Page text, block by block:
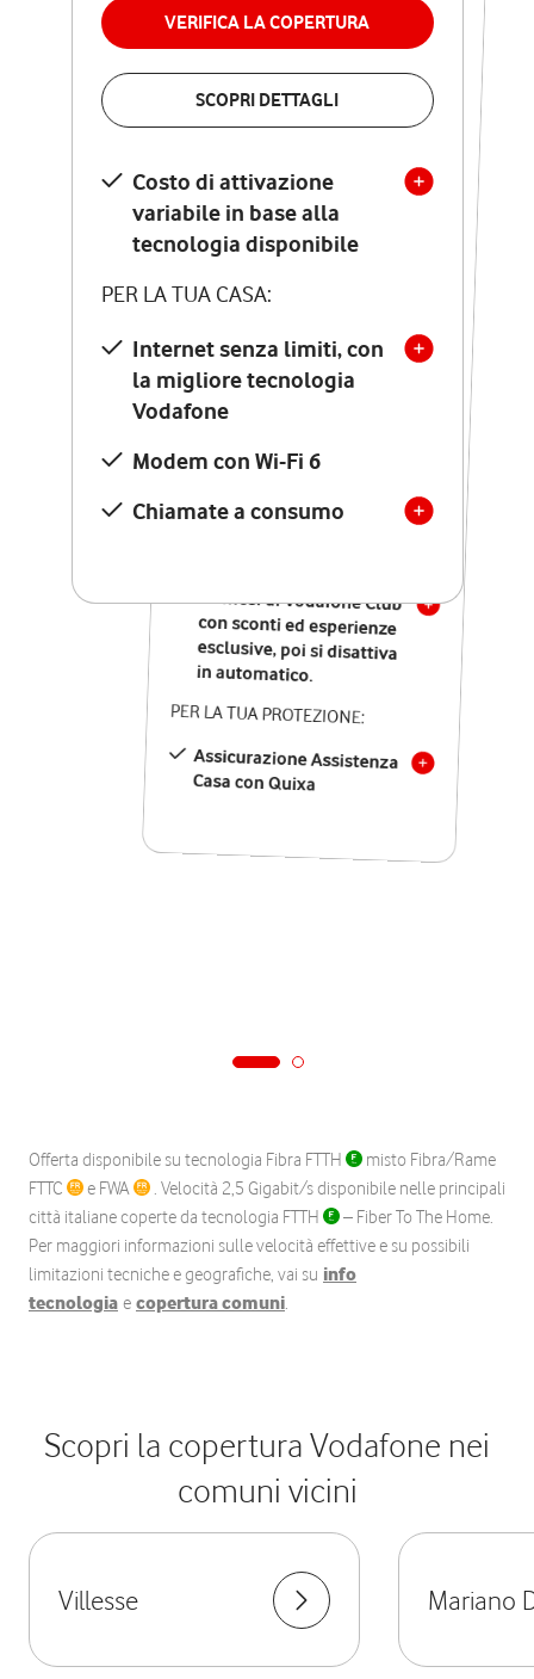
VERIFICA LA COPERTURA
SCOPRI DETTAGLI
Costo di attivazione
variabile in base alla
tecnologia disponibile
PER LA TUA CASA:
Internet senza limiti, con
la migliore tecnologia
Vodafone
Modem con Wi-Fi 6
Chiamate a consumo
permanenza
VERIFICA LA COPERTURA
Costo di attivazione
variabile in base alla
tecnologia disponibile
PER LA TUA CASA:
Internet senza limiti, con
la migliore tecnologia
Vodafone
Modem Seven con Wi-Fi 7
Chiamate illimitate verso
numeri fissi e mobili
nazionali
12 mesi di Vodafone Club
con sconti ed esperienze
esclusive, poi si disattiva
in automatico.
PER LA TUA PROTEZIONE:
Assicurazione Assistenza
Casa con Quixa
Offerta disponibile su tecnologia Fibra FTTH
misto Fibra/Rame
FTTC
e FWA
. Velocità 2,5 Gigabit/s disponibile nelle principali
città italiane coperte da tecnologia FTTH
– Fiber To The Home.
Per maggiori informazioni sulle velocità effettive e su possibili
limitazioni tecniche e geografiche, vai su info
tecnologia e copertura comuni.
Scopri la copertura Vodafone nei
comuni vicini
Villesse Mariano